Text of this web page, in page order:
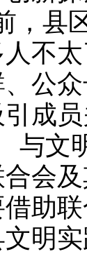
，县
人不
公
成
与文
会
助
明